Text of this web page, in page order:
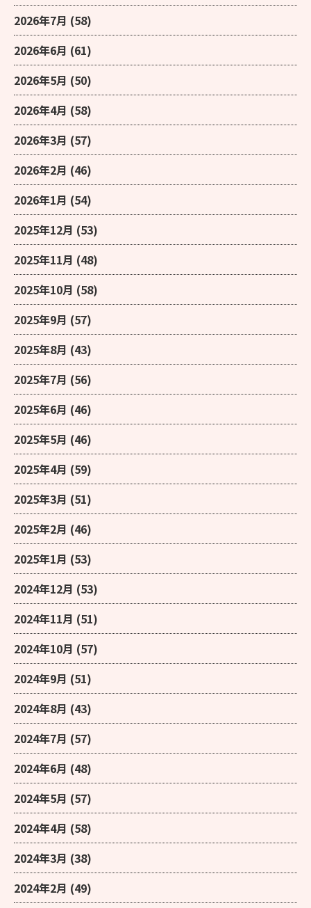
2026年7月 (58)
2026年6月 (61)
2026年5月 (50)
2026年4月 (58)
2026年3月 (57)
2026年2月 (46)
2026年1月 (54)
2025年12月 (53)
2025年11月 (48)
2025年10月 (58)
2025年9月 (57)
2025年8月 (43)
2025年7月 (56)
2025年6月 (46)
2025年5月 (46)
2025年4月 (59)
2025年3月 (51)
2025年2月 (46)
2025年1月 (53)
2024年12月 (53)
2024年11月 (51)
2024年10月 (57)
2024年9月 (51)
2024年8月 (43)
2024年7月 (57)
2024年6月 (48)
2024年5月 (57)
2024年4月 (58)
2024年3月 (38)
2024年2月 (49)